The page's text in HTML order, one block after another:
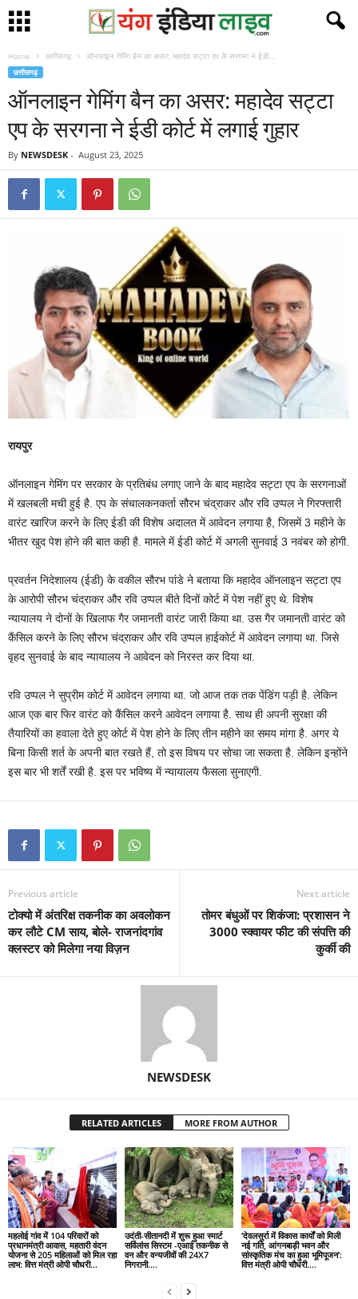
Home छत्तीसगढ़ ऑनलाइन गेमिंग बैन का असर: महादेव सट्टा एप के सरगना ने ईडी...
छत्तीसगढ़
ऑनलाइन गेमिंग बैन का असर: महादेव सट्टा
एप के सरगना ने ईडी कोर्ट में लगाई गुहार
By NEWSDESK - August 23, 2025
रायपुर
ऑनलाइन गेमिंग पर सरकार के प्रतिबंध लगाए जाने के बाद महादेव सट्टा एप के सरगनाओं
में खलबली मची हुई है. एप के संचालकनकर्ता सौरभ चंद्राकर और रवि उप्पल ने गिरफ्तारी
वारंट खारिज करने के लिए ईडी की विशेष अदालत में आवेदन लगाया है, जिसमें 3 महीने के
भीतर खुद पेश होने की बात कही है. मामले में ईडी कोर्ट में अगली सुनवाई 3 नवंबर को होगी.
प्रवर्तन निदेशालय (ईडी) के वकील सौरभ पांडे ने बताया कि महादेव ऑनलाइन सट्टा एप
के आरोपी सौरभ चंद्राकर और रवि उप्पल बीते दिनों कोर्ट में पेश नहीं हुए थे. विशेष
न्यायालय ने दोनों के खिलाफ गैर जमानती वारंट जारी किया था. उस गैर जमानती वारंट को
कैंसिल करने के लिए सौरभ चंद्राकर और रवि उप्पल हाईकोर्ट में आवेदन लगाया था. जिसे
वृहद सुनवाई के बाद न्यायालय ने आवेदन को निरस्त कर दिया था.
रवि उप्पल ने सुप्रीम कोर्ट में आवेदन लगाया था. जो आज तक तक पेंडिंग पड़ी है. लेकिन
आज एक बार फिर वारंट को कैंसिल करने आवेदन लगाया है. साथ ही अपनी सुरक्षा की
तैयारियों का हवाला देते हुए कोर्ट में पेश होने के लिए तीन महीने का समय मांगा है. अगर ये
बिना किसी शर्त के अपनी बात रखते हैं, तो इस विषय पर सोचा जा सकता है. लेकिन इन्होंने
इस बार भी शर्तें रखी है. इस पर भविष्य में न्यायालय फैसला सुनाएगी.
Previous article
टोक्यो में अंतरिक्ष तकनीक का अवलोकन
कर लौटे CM साय, बोले- राजनांदगांव
क्लस्टर को मिलेगा नया विज़न
Next article
तोमर बंधुओं पर शिकंजा: प्रशासन ने
3000 स्क्वायर फीट की संपत्ति की
कुर्की की
NEWSDESK
RELATED ARTICLES MORE FROM AUTHOR
महलोई गांव में 104 परिवारों को
प्रधानमंत्री आवास, महतारी वंदन
योजना से 205 महिलाओं को मिल रहा
लाभ: वित्त मंत्री ओपी चौधरी…
उदंती-सीतानदी में शुरू हुआ स्मार्ट
सर्विलांस सिस्टम -एआई तकनीक से
वन और वन्यजीवों की 24X7
निगरानी….
’देवलसुर्रा में विकास कार्यों को मिली
नई गति, आंगनबाड़ी भवन और
सांस्कृतिक मंच का हुआ भूमिपूजन’:
वित्त मंत्री ओपी चौधरी….